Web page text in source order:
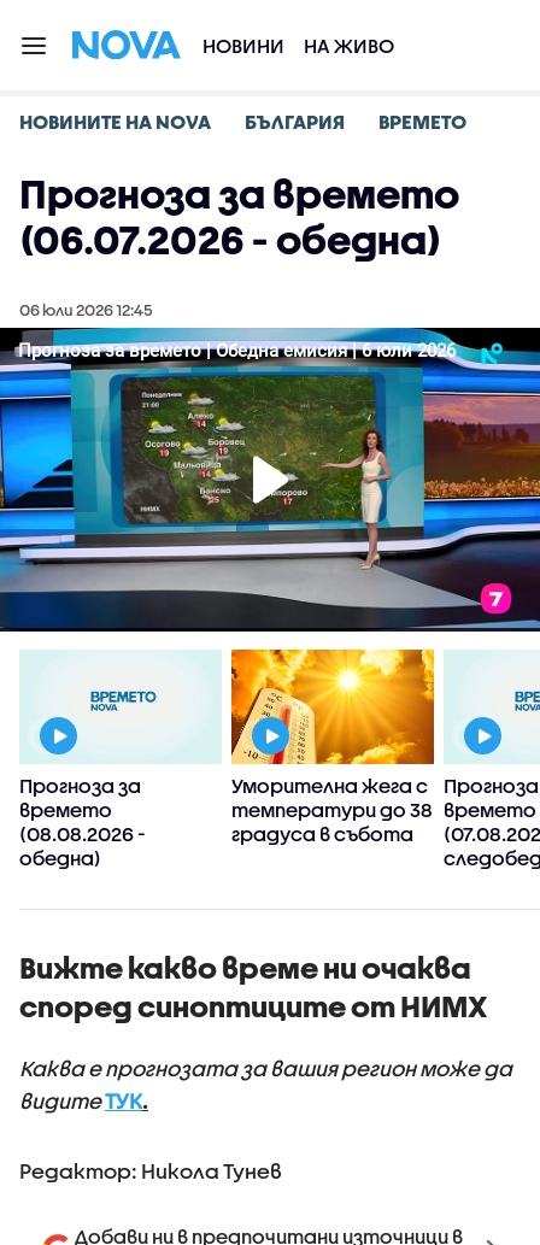
НОВИНИ НА ЖИВО
НОВИНИТЕ НА NOVA БЪЛГАРИЯ ВРЕМЕТО
Прогноза за времето
(06.07.2026 - обедна)
06 юли 2026 12:45
Прогноза за
времето
(08.08.2026 -
обедна)
Уморителна жега с
температури до 38
градуса в събота
времето
Вижте какво време ни очаква
според синоптиците от НИМХ
Каква е прогнозата за вашия регион може да
видитеТУК.
Редактор: Никола Тунев
Добави ни в предпочитани източници в